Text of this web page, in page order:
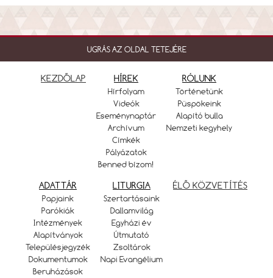
UGRÁS AZ OLDAL TETEJÉRE
KEZDŐLAP HÍREK
Hírfolyam
Videók
Eseménynaptár
Archívum
Címkék
Pályázatok
Benned bízom!
RÓLUNK
Történetünk
Püspökeink
Alapító bulla
Nemzeti kegyhely
ADATTÁR
Papjaink
Parókiák
Intézmények
Alapítványok
Településjegyzék
Dokumentumok
Beruházások
LITURGIA
Szertartásaink
Dallamvilág
Egyházi év
Útmutató
Zsoltárok
Napi Evangélium
ÉLŐ KÖZVETÍTÉS